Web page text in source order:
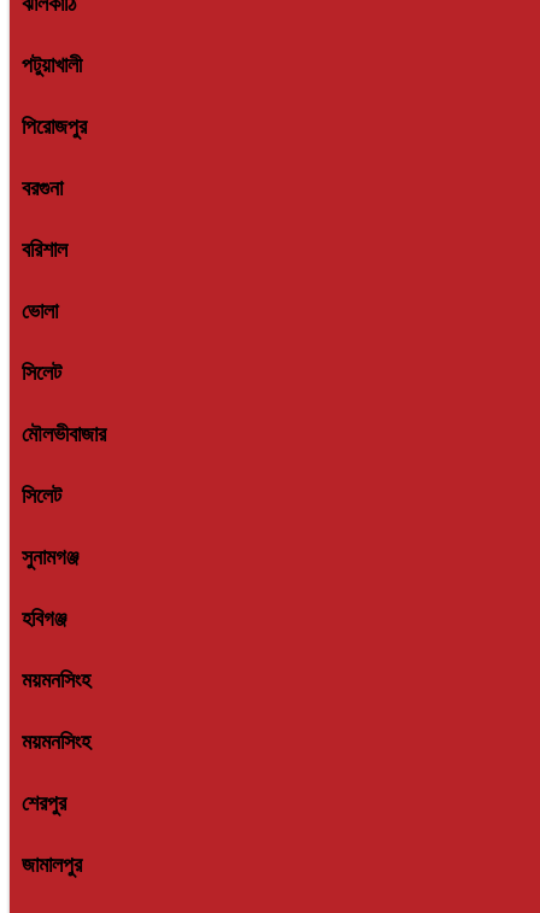
পটুয়াখালী
পিরোজপুর
বরগুনা
বরিশাল
ভোলা
সিলেট
মৌলভীবাজার
সিলেট
সুনামগঞ্জ
হবিগঞ্জ
ময়মনসিংহ
ময়মনসিংহ
শেরপুর
জামালপুর